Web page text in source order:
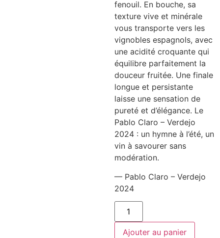
fenouil. En bouche, sa
texture vive et minérale
vous transporte vers les
vignobles espagnols, avec
une acidité croquante qui
équilibre parfaitement la
douceur fruitée. Une finale
longue et persistante
laisse une sensation de
pureté et d’élégance. Le
Pablo Claro – Verdejo
2024 : un hymne à l’été, un
vin à savourer sans
modération.
— Pablo Claro – Verdejo
2024
quantité
Pablo
Claro
Ajouter au panier